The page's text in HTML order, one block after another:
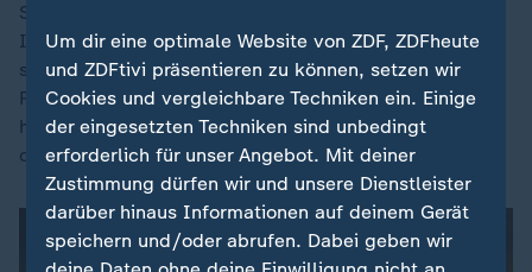
Sonntagabend eine Krisensitzung ein, wie
Innenminister Bruno Retailleau im Sender BFMTV
sagte. Geprüft werden demnach vor allem die
Richtlinien der Gesundheitsbehörden. Einige Städte
haben als Schutzmaßnahme bereits eine Schließung
der Schulen verkündet.
Um dir eine optimale Website von ZDF, ZDFheute
und ZDFtivi präsentieren zu können, setzen wir
Cookies und vergleichbare Techniken ein. Einige
der eingesetzten Techniken sind unbedingt
erforderlich für unser Angebot. Mit deiner
Zustimmung dürfen wir und unsere Dienstleister
darüber hinaus Informationen auf deinem Gerät
speichern und/oder abrufen. Dabei geben wir